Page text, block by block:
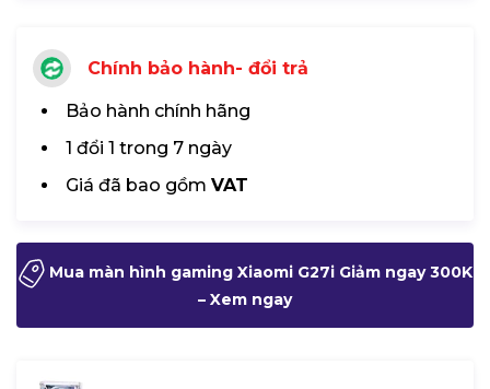
Chính bảo hành- đổi trả
Bảo hành chính hãng
1 đổi 1 trong 7 ngày
Giá đã bao gồm VAT
Mua màn hình gaming Xiaomi G27i Giảm ngay 300K
– Xem ngay